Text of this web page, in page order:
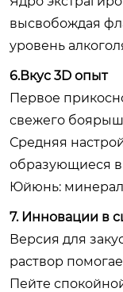
высвобождая
уровень
6.Вкус 3D опыт
Первое
свежего
Средняя
образующиеся в
Юйюнь:
7. Инновации в
Версия для
раствор
Пейте